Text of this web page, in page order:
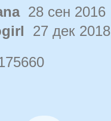
28 сен 2016
27 дек 2018